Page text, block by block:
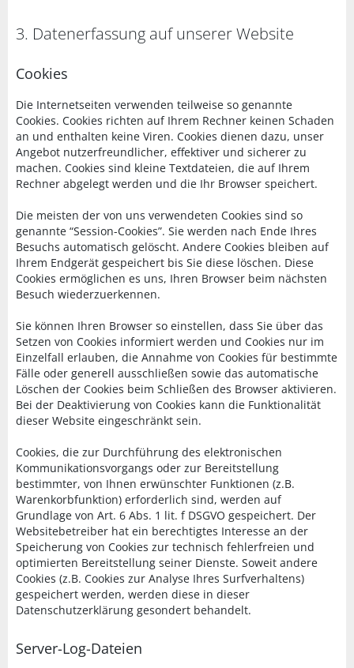
3. Datenerfassung auf unserer Website
Cookies
Die Internetseiten verwenden teilweise so genannte
Cookies. Cookies richten auf Ihrem Rechner keinen Schaden
an und enthalten keine Viren. Cookies dienen dazu, unser
Angebot nutzerfreundlicher, effektiver und sicherer zu
machen. Cookies sind kleine Textdateien, die auf Ihrem
Rechner abgelegt werden und die Ihr Browser speichert.
Die meisten der von uns verwendeten Cookies sind so
genannte “Session-Cookies”. Sie werden nach Ende Ihres
Besuchs automatisch gelöscht. Andere Cookies bleiben auf
Ihrem Endgerät gespeichert bis Sie diese löschen. Diese
Cookies ermöglichen es uns, Ihren Browser beim nächsten
Besuch wiederzuerkennen.
Sie können Ihren Browser so einstellen, dass Sie über das
Setzen von Cookies informiert werden und Cookies nur im
Einzelfall erlauben, die Annahme von Cookies für bestimmte
Fälle oder generell ausschließen sowie das automatische
Löschen der Cookies beim Schließen des Browser aktivieren.
Bei der Deaktivierung von Cookies kann die Funktionalität
dieser Website eingeschränkt sein.
Cookies, die zur Durchführung des elektronischen
Kommunikationsvorgangs oder zur Bereitstellung
bestimmter, von Ihnen erwünschter Funktionen (z.B.
Warenkorbfunktion) erforderlich sind, werden auf
Grundlage von Art. 6 Abs. 1 lit. f DSGVO gespeichert. Der
Websitebetreiber hat ein berechtigtes Interesse an der
Speicherung von Cookies zur technisch fehlerfreien und
optimierten Bereitstellung seiner Dienste. Soweit andere
Cookies (z.B. Cookies zur Analyse Ihres Surfverhaltens)
gespeichert werden, werden diese in dieser
Datenschutzerklärung gesondert behandelt.
Server-Log-Dateien